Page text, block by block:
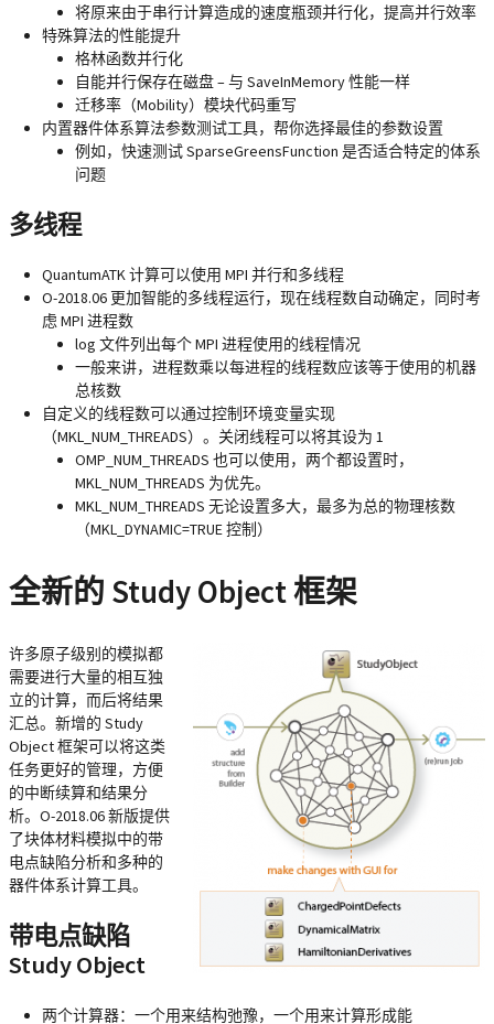
将原来由于串行计算造成的速度瓶颈并行化，提高并行效率
特殊算法的性能提升
格林函数并行化
自能并行保存在磁盘 – 与 SaveInMemory 性能一样
迁移率（Mobility）模块代码重写
内置器件体系算法参数测试工具，帮你选择最佳的参数设置
例如，快速测试 SparseGreensFunction 是否适合特定的体系
问题
多线程
QuantumATK 计算可以使用 MPI 并行和多线程
O-2018.06 更加智能的多线程运行，现在线程数自动确定，同时考
虑 MPI 进程数
log 文件列出每个 MPI 进程使用的线程情况
一般来讲，进程数乘以每进程的线程数应该等于使用的机器
总核数
自定义的线程数可以通过控制环境变量实现
（MKL_NUM_THREADS）。关闭线程可以将其设为 1
OMP_NUM_THREADS 也可以使用，两个都设置时，
MKL_NUM_THREADS 为优先。
MKL_NUM_THREADS 无论设置多大，最多为总的物理核数
（MKL_DYNAMIC=TRUE 控制）
全新的 Study Object 框架
许多原子级别的模拟都
需要进行大量的相互独
立的计算，而后将结果
汇总。新增的 Study
Object 框架可以将这类
任务更好的管理，方便
的中断续算和结果分
析。O-2018.06 新版提供
了块体材料模拟中的带
电点缺陷分析和多种的
器件体系计算工具。
带电点缺陷
Study Object
两个计算器：一个用来结构弛豫，一个用来计算形成能